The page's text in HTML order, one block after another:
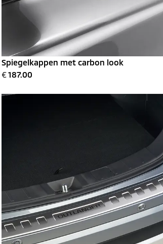
Spiegelkappen met carbon look
€187.00